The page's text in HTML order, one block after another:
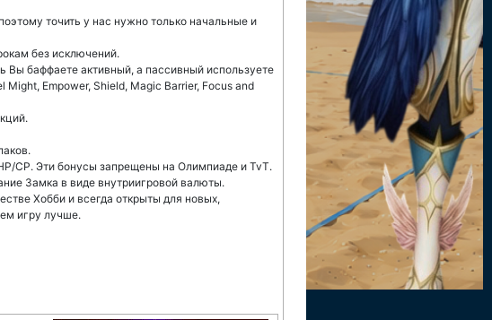
точить у нас нужно только начальные и
без исключений.
Вы баффаете активный, а пассивный используете
Empower, Shield, Magic Barrier, Focus and
CP. Эти бонусы запрещены на Олимпиаде и TvT.
Замка в виде внутриигровой валюты.
Хобби и всегда открыты для новых,
игру лучше.